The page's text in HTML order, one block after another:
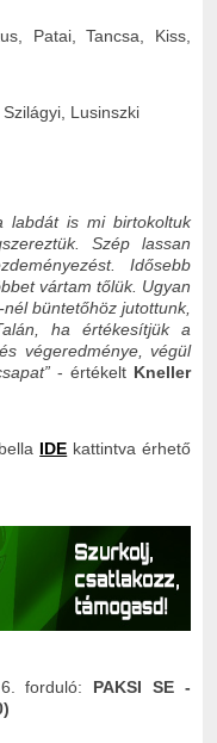
Patai, Tancsa, Kiss,
Lusinszki
labdát is mi birtokoltuk
Szép lassan
Idősebb
vártam tőlük. Ugyan
büntetőhöz jutottunk,
ha értékesítjük a
végeredménye, végül
- értékelt Kneller
IDE kattintva érhető
forduló: PAKSI SE -